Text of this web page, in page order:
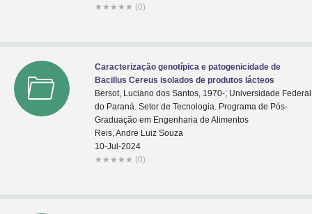
★ ★ ★ ★ ★ (0)
Caracterização genotípica e patogenicidade de
Bacillus Cereus isolados de produtos lácteos
Bersot, Luciano dos Santos, 1970-; Universidade Federal
do Paraná. Setor de Tecnologia. Programa de Pós-
Graduação em Engenharia de Alimentos
Reis, Andre Luiz Souza
10-Jul-2024
★ ★ ★ ★ ★ (0)